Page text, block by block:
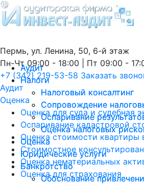
Пермь, ул. Ленина, 50, 6-й этаж
Пн-Чт 09:00 - 18:00 | Пт 09:00 -
+7 (342) 219-53-58 Заказать
Аудит
Оценка
Оценка для суда и судебная
Оспаривание кадастровой
Оценка стоимости квартиры
Стоимостное
Оценка нематериальных
Оценка для страхования
Аудит
Налоги
Налоговый консалтинг
Сопровождение
Оспаривание
Оценка налоговых
Оценка
Юридические услуги
Банкротство
Обоснование
Аудит
Налоги
Налоговый консалтинг
Сопровождение
Оспаривание
Оценка налоговых
Оценка
Юридические услуги
Банкротство
Обоснование